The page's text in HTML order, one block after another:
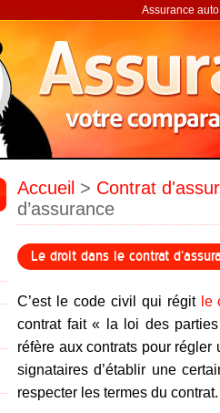
Assurance
Accueil > Contrat
d’assurance
Le droit dans le contrat
C’est le code civil qui régit le
contrat fait « la loi des
réfère aux contrats pour
signataires d’établir une
respecter les termes du contrat.